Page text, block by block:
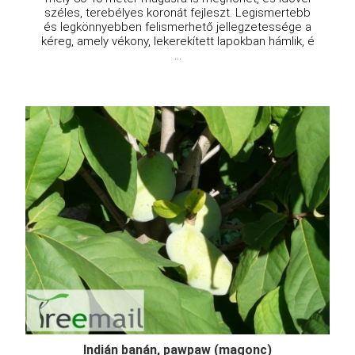
széles, terebélyes koronát fejleszt. Legismertebb
és legkönnyebben felismerhető jellegzetessége a
kéreg, amely vékony, lekerekített lapokban hámlik, é
...
Indián banán, pawpaw (magonc)